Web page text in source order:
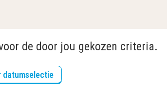
de door jou gekozen criteria.
datumselectie